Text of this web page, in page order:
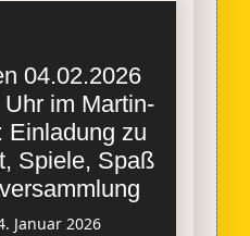
04.02.2026
im Martin-
Einladung zu
Spiele, Spaß
Januar 2026